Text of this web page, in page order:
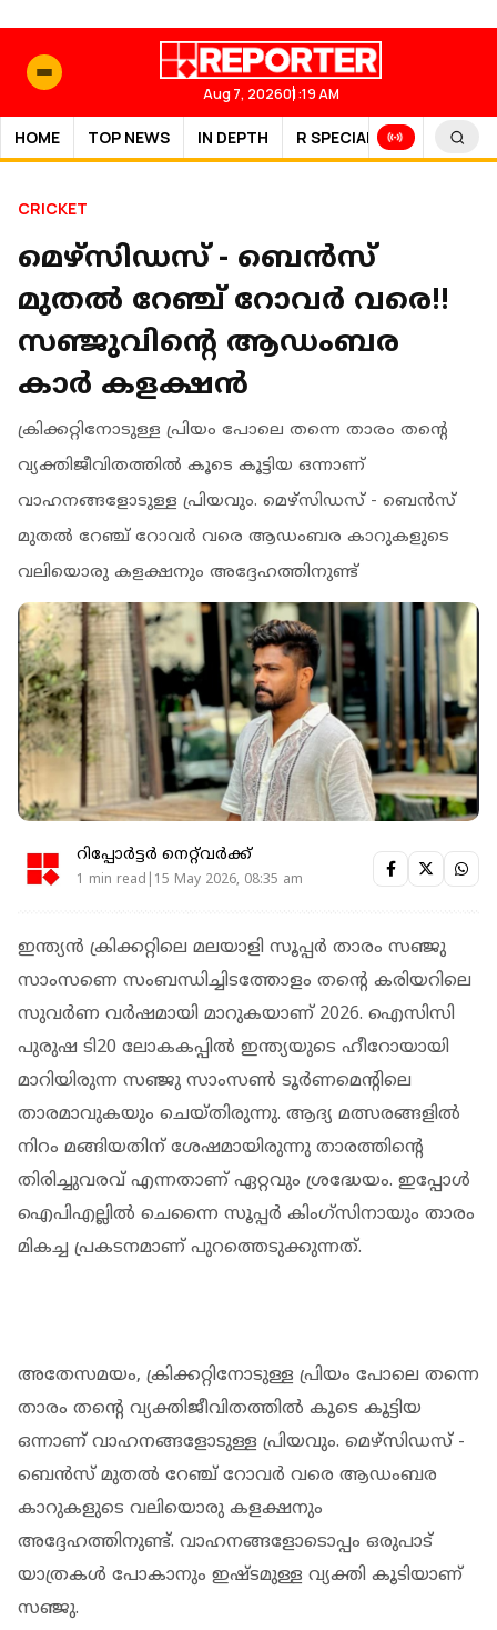
Aug 7, 202601:19 AM
HOME TOP NEWS IN DEPTH R SPECIAL SPORTS
CRICKET
മെഴ്സിഡസ് - ബെന്‍സ്
മുതൽ റേഞ്ച് റോവര്‍ വരെ!!
സഞ്ജുവിന്റെ ആഡംബര
കാർ കളക്ഷൻ
ക്രിക്കറ്റിനോടുള്ള പ്രിയം പോലെ തന്നെ താരം തന്റെ
വ്യക്തിജീവിതത്തില്‍ കൂടെ കൂട്ടിയ ഒന്നാണ്
വാഹനങ്ങളോടുള്ള പ്രിയവും. മെഴ്സിഡസ് - ബെന്‍സ്
മുതൽ റേഞ്ച് റോവര്‍ വരെ ആഡംബര കാറുകളുടെ
വലിയൊരു കളക്ഷനും അദ്ദേഹത്തിനുണ്ട്
റിപ്പോർട്ടർ നെറ്റ്‌വര്‍ക്ക്‌
1 min read|15 May 2026, 08:35 am
ഇന്ത്യൻ ക്രിക്കറ്റിലെ മലയാളി സൂപ്പര്‍ താരം സഞ്ജു
സാംസണെ സംബന്ധിച്ചിടത്തോളം തന്റെ കരിയറിലെ
സുവര്‍ണ വര്‍ഷമായി മാറുകയാണ് 2026. ഐസിസി
പുരുഷ ടി20 ലോകകപ്പില്‍ ഇന്ത്യയുടെ ഹീറോയായി
മാറിയിരുന്ന സഞ്ജു സാംസൺ ടൂർണമെന്റിലെ
താരമാവുകയും ചെയ്തിരുന്നു. ആദ്യ മത്സരങ്ങളിൽ
നിറം മങ്ങിയതിന് ശേഷമായിരുന്നു താരത്തിന്റെ
തിരിച്ചുവരവ് എന്നതാണ് ഏറ്റവും ശ്രദ്ധേയം. ഇപ്പോള്‍
ഐപിഎല്ലില്‍ ചെന്നൈ സൂപ്പര്‍ കിംഗ്സിനായും താരം
മികച്ച പ്രകടനമാണ് പുറത്തെടുക്കുന്നത്.
അതേസമയം, ക്രിക്കറ്റിനോടുള്ള പ്രിയം പോലെ തന്നെ
താരം തന്റെ വ്യക്തിജീവിതത്തില്‍ കൂടെ കൂട്ടിയ
ഒന്നാണ് വാഹനങ്ങളോടുള്ള പ്രിയവും. മെഴ്സിഡസ് -
ബെന്‍സ് മുതൽ റേഞ്ച് റോവര്‍ വരെ ആഡംബര
കാറുകളുടെ വലിയൊരു കളക്ഷനും
അദ്ദേഹത്തിനുണ്ട്. വാഹനങ്ങളോടൊപ്പം ഒരുപാട്
യാത്രകള്‍ പോകാനും ഇഷ്ടമുള്ള വ്യക്തി കൂടിയാണ്
സഞ്ജു.